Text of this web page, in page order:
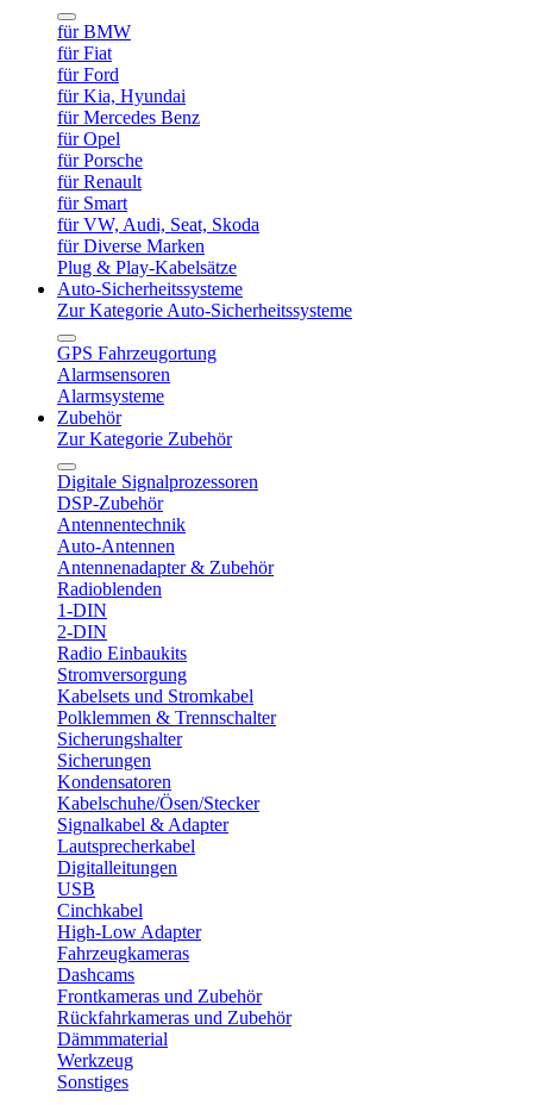
für BMW
für Fiat
für Ford
für Kia, Hyundai
für Mercedes Benz
für Opel
für Porsche
für Renault
für Smart
für VW, Audi, Seat, Skoda
für Diverse Marken
Plug & Play-Kabelsätze
Auto-Sicherheitssysteme
Zur Kategorie Auto-Sicherheitssysteme
GPS Fahrzeugortung
Alarmsensoren
Alarmsysteme
Zubehör
Zur Kategorie Zubehör
Digitale Signalprozessoren
DSP-Zubehör
Antennentechnik
Auto-Antennen
Antennenadapter & Zubehör
Radioblenden
1-DIN
2-DIN
Radio Einbaukits
Stromversorgung
Kabelsets und Stromkabel
Polklemmen & Trennschalter
Sicherungshalter
Sicherungen
Kondensatoren
Kabelschuhe/Ösen/Stecker
Signalkabel & Adapter
Lautsprecherkabel
Digitalleitungen
USB
Cinchkabel
High-Low Adapter
Fahrzeugkameras
Dashcams
Frontkameras und Zubehör
Rückfahrkameras und Zubehör
Dämmmaterial
Werkzeug
Sonstiges